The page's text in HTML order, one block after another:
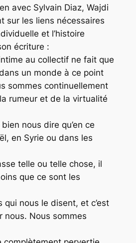
avec Sylvain Diaz, Wajdi
sur les liens nécessaires
et l’histoire
écriture :
au collectif ne fait que
un monde à ce point
sommes continuellement
rumeur et de la virtualité
nous dire qu’en ce
en Syrie ou dans les
telle ou telle chose, il
que ce sont les
qui nous le disent, et c’est
nous. Nous sommes